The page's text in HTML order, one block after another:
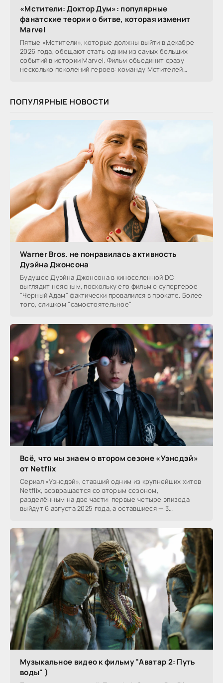
«Мстители: Доктор Дум»: популярные
фанатские теории о битве, которая изменит
Marvel
Пятые «Мстители», которые должны выйти в декабре
2026 года, обещают стать одним из самых больших
событий в истории Marvel. Фильм объединит сразу
несколько поколений героев: команду Мстителей
ПОПУЛЯРНЫЕ НОВОСТИ
Warner Bros. не понравилась активность
Дуэйна Джонсона
Будущее Дуэйна Джонсона в киноселенной DC
выглядит неясным, поскольку его фильм о супергерое
"Черный Адам" фактически провалился в прокате. Более
того, слишком "самостоятельное"
Всё, что мы знаем о втором сезоне «Уэнсдэй»
от Netflix
Сериал «Уэнсдэй», ставший одним из крупнейших хитов
Netflix, возвращается со вторым сезоном,
разделённым на две части: первые четыре эпизода
выйдут 6 августа 2025 года, а оставшиеся — 3
Музыкальное видео к фильму "Аватар 2: Путь
воды" )